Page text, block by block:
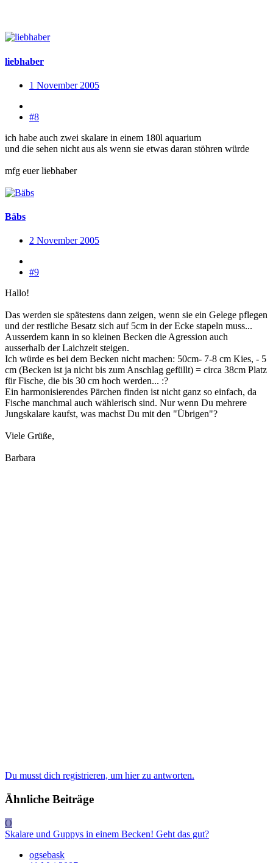
liebhaber
1 November 2005
#8
ich habe auch zwei skalare in einem 180l aquarium
und die sehen nicht aus als wenn sie etwas daran stöhren würde
mfg euer liebhaber
Bäbs
2 November 2005
#9
Hallo!
Das werden sie spätestens dann zeigen, wenn sie ein Gelege pflegen
und der restliche Besatz sich auf 5cm in der Ecke stapeln muss...
Ausserdem kann in so kleinen Becken die Agression auch
ausserhalb der Laichzeit steigen.
Ich würde es bei dem Becken nicht machen: 50cm- 7-8 cm Kies, - 5
cm (Becken ist ja nicht bis zum Anschlag gefüllt) = circa 38cm Platz
für Fische, die bis 30 cm hoch werden... :?
Ein harmonisierendes Pärchen finden ist nicht ganz so einfach, da
Fische manchmal auch wählerisch sind. Nur wenn Du mehrere
Jungskalare kaufst, was machst Du mit den "Übrigen"?
Viele Grüße,
Barbara
Du musst dich registrieren, um hier zu antworten.
Ähnliche Beiträge
O
Skalare und Guppys in einem Becken! Geht das gut?
ogsebask